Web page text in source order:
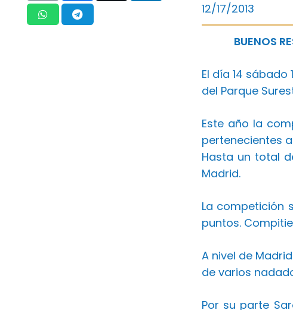
12/17/2013
BUENOS
El día 14 sábado
del Parque
Este año la
pertenecientes
Hasta un total
Madrid.
La competición
puntos.
A nivel de
de varios
Por su parte